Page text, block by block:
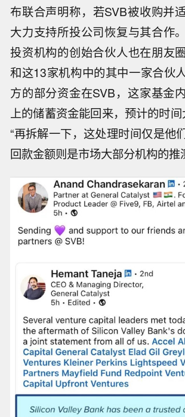
布联合声明称，若SVB被收购并
大力支持所投公司恢复与其合作
投资机构的创始合伙人也在朋友
和这13家机构中的其中一家合伙
方的部分资金在SVB，这家基金
上的储蓄资金能回来，预计的时间
“再拆解一下，这处理时间仅是他
回款金额则是市场大部分机构的推